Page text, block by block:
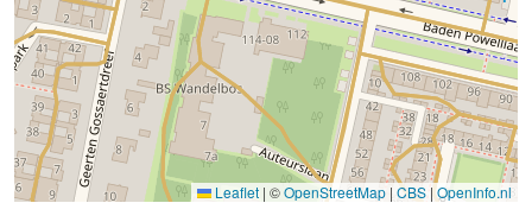
Leaflet | ©OpenStreetMap | CBS |OpenInfo.nl